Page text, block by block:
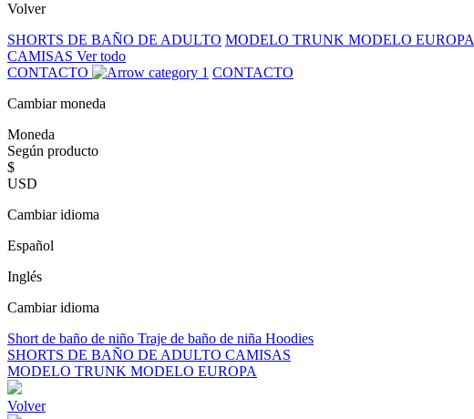
Volver
SHORTS DE BAÑO DE ADULTO MODELO TRUNK MODELO EUROPA
CAMISAS Ver todo
CONTACTO
CONTACTO
Cambiar moneda
Moneda
Según producto
$
USD
Cambiar idioma
Español
Inglés
Cambiar idioma
Short de baño de niño Traje de baño de niña Hoodies
SHORTS DE BAÑO DE ADULTO CAMISAS
MODELO TRUNK MODELO EUROPA
Volver